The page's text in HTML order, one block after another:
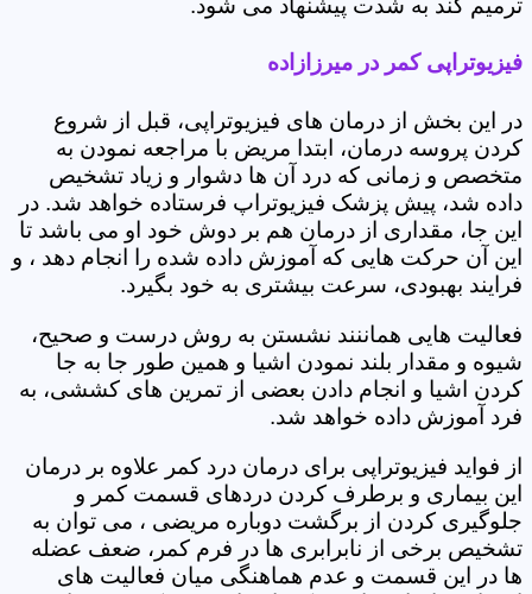
ترمیم کند به شدت پیشنهاد می شود.
فیزیوتراپی کمر در میرزازاده
در این بخش از درمان های فیزیوتراپی، قبل از شروع
کردن پروسه درمان، ابتدا مریض با مراجعه نمودن به
متخصص و زمانی که درد آن ها دشوار و زیاد تشخیص
داده شد، پیش پزشک فیزیوتراپ فرستاده خواهد شد. در
این جا، مقداری از درمان هم بر دوش خود او می باشد تا
این آن حرکت هایی که آموزش داده شده را انجام دهد ، و
فرایند بهبودی، سرعت بیشتری به خود بگیرد.
فعالیت هایی هماننند نشستن به روش درست و صحیح،
شیوه و مقدار بلند نمودن اشیا و همین طور جا به جا
کردن اشیا و انجام دادن بعضی از تمرین های کششی، به
فرد آموزش داده خواهد شد.
از فواید فیزیوتراپی برای درمان درد کمر علاوه بر درمان
این بیماری و برطرف کردن دردهای قسمت کمر و
جلوگیری کردن از برگشت دوباره مریضی ، می توان به
تشخیص برخی از نابرابری ها در فرم کمر، ضعف عضله
ها در این قسمت و عدم هماهنگی میان فعالیت های